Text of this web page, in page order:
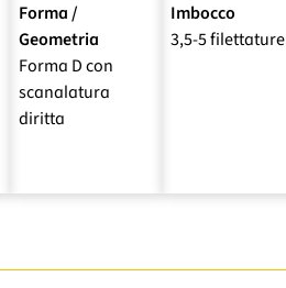
Forma /
Geometria
Forma D con
scanalatura
diritta
Imbocco
3,5-5 filettature